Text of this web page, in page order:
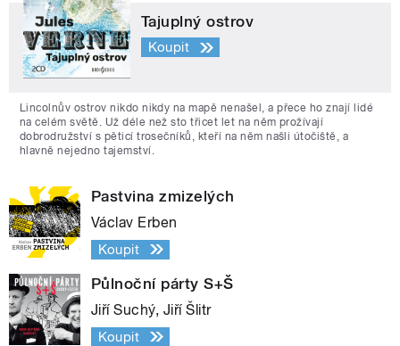
Tajuplný ostrov
Koupit
Lincolnův ostrov nikdo nikdy na mapě nenašel, a přece ho znají lidé
na celém světě. Už déle než sto třicet let na něm prožívají
dobrodružství s pěticí trosečníků, kteří na něm našli útočiště, a
hlavně nejedno tajemství.
Pastvina zmizelých
Václav Erben
Koupit
Půlnoční párty S+Š
Jiří Suchý, Jiří Šlitr
Koupit